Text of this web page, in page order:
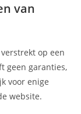
van
op een
geen garanties,
voor enige
website.